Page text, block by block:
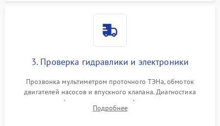
3. Проверка гидравлики и электроники
Прозвонка мультиметром проточного ТЭНа, обмоток
двигателей насосов и впускного клапана. Диагностика
прессостата (датчика уровня воды), датчика мутности,
концевика дверцы и электронного модуля управления.
Подробнее